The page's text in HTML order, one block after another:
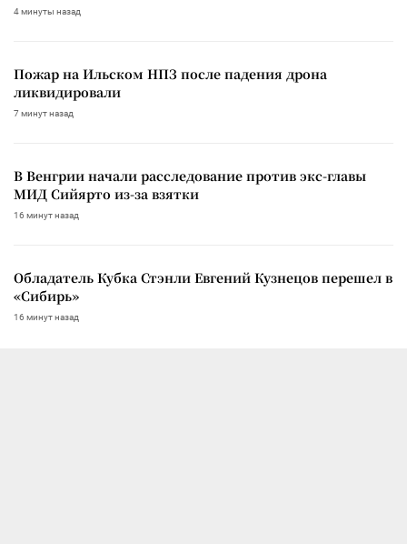
4 минуты назад
Пожар на Ильском НПЗ после падения дрона
ликвидировали
7 минут назад
В Венгрии начали расследование против экс-главы
МИД Сийярто из-за взятки
16 минут назад
Обладатель Кубка Стэнли Евгений Кузнецов перешел в
«Сибирь»
16 минут назад